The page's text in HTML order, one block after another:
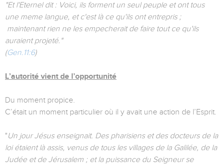
"Et l'Eternel dit : Voici, ils forment un seul peuple et ont tous
une meme langue, et c'est là ce qu'ils ont entrepris ;
maintenant rien ne les empecherait de faire tout ce qu'ils
auraient projeté."
(Gen.11:6)
L’autorité vient de l’opportunité
Du moment propice.
C’était un moment particulier où il y avait une action de l’Esprit.
"Un jour Jésus enseignait. Des pharisiens et des docteurs de la
loi étaient là assis, venus de tous les villages de la Galilée, de la
Judée et de Jérusalem ; et la puissance du Seigneur se